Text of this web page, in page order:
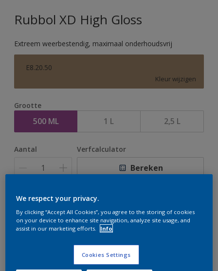
Rubbol XD High Gloss
Extreem weerbestendig, maximaal onderhoudsvrij
E8.20.50
Kleur wijzigen
Grootte
500 ML 1 L 2,5 L
Aantal Verfcalculator
Bereken
Op dit moment is het niet mogelijk dit product online
te bestellen. Houd de website in de gaten, we werken
er hard aan om de voorraad aan te vullen.
We respect your privacy.
By clicking “Accept All Cookies”, you agree to the storing of cookies
on your device to enhance site navigation, analyze site usage, and
assist in our marketing efforts.
Info
Cookies Settings